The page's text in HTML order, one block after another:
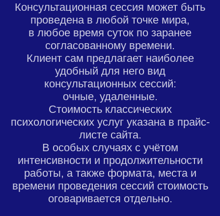
Консультационная сессия может быть
проведена в любой точке мира,
в любое время суток по заранее
согласованному времени.
Клиент сам предлагает наиболее
удобный для него вид
консультационных сессий:
очные, удаленные.
Стоимость классических
психологических услуг указана в прайс-
листе сайта.
В особых случаях с учётом
интенсивности и продолжительности
работы, а также формата, места и
времени проведения сессий стоимость
оговаривается отдельно.